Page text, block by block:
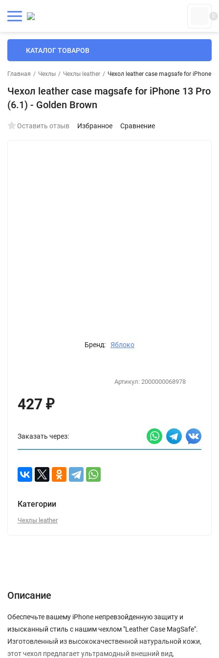
0
КАТАЛОГ ТОВАРОВ
Главная / Чехлы / Чехлы leather / Чехол leather case magsafe for iPhone
Чехол leather case magsafe for iPhone 13 Pro
(6.1) - Golden Brown
Оставить отзыв Избранное Сравнение
Бренд: Яблоко
Артикул: 2000000068978
427 ₽
Заказать через:
Категории
Чехлы leather
Описание
Обеспечьте вашему iPhone непревзойденную защиту и
изысканный стиль с нашим чехлом "Leather Case MagSafe".
Изготовленный из высококачественной натуральной кожи,
этот чехол предлагает ультрамодный внешний вид,